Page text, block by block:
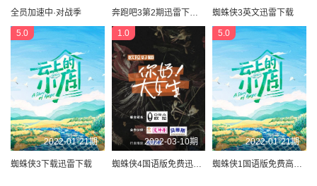
全员加速中·对战季 奔跑吧3第2期迅雷下载 迅雷下载 蜘蛛侠3英文迅雷下载
2022-01-21期
5.0
蜘蛛侠3下载迅雷下载
2022-03-10期
1.0
蜘蛛侠4国语版免费迅雷下载 迅雷下载地址
2022-01-21期
5.0
蜘蛛侠1国语版免费高清下载 迅雷下载